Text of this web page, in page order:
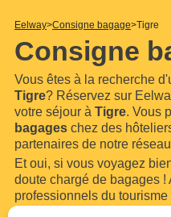
Eelway Consigne bagage Tigre
Consigne
Vous êtes à la recherche
Tigre? Réservez sur
votre séjour à Tigre. Vous
bagages chez des
partenaires de notre
Et oui, si vous voyagez
doute chargé de bagages
professionnels du